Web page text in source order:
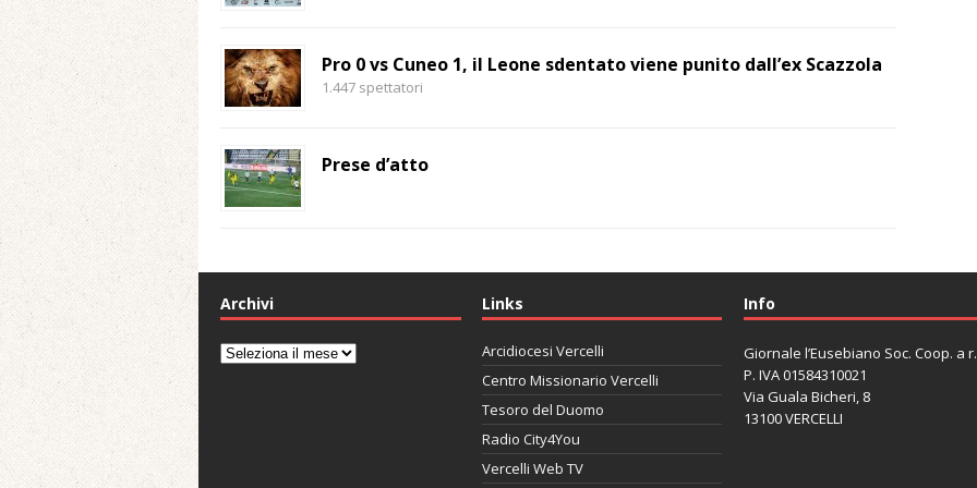
Pro 0 vs Cuneo 1, il Leone sdentato viene punito dall’ex Scazzola
1.447 spettatori
Prese d’atto
Archivi
Archivi
Links
Arcidiocesi Vercelli
Centro Missionario Vercelli
Tesoro del Duomo
Radio City4You
Vercelli Web TV
Info
Giornale l’Eusebiano Soc. Coop. a
P. IVA 01584310021
Via Guala Bicheri, 8
13100 VERCELLI